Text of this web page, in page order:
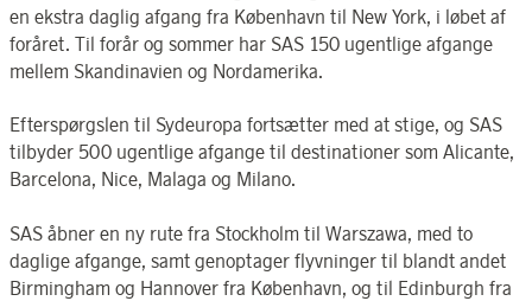
en ekstra daglig afgang fra København til New York, i løbet af
foråret. Til forår og sommer har SAS 150 ugentlige afgange
mellem Skandinavien og Nordamerika.
Efterspørgslen til Sydeuropa fortsætter med at stige, og SAS
tilbyder 500 ugentlige afgange til destinationer som Alicante,
Barcelona, Nice, Malaga og Milano.
SAS åbner en ny rute fra Stockholm til Warszawa, med to
daglige afgange, samt genoptager flyvninger til blandt andet
Birmingham og Hannover fra København, og til Edinburgh fra